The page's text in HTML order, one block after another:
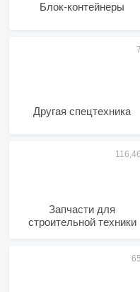
Блок-контейнеры
Другая спецтехника
Запчасти для
строительной техники